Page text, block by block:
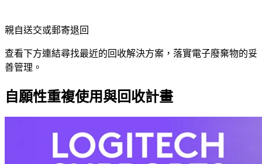
親自送交或郵寄退回
查看下方連結尋找最近的回收解決方案，落實電子廢棄物的妥
善管理。
自願性重複使用與回收計畫